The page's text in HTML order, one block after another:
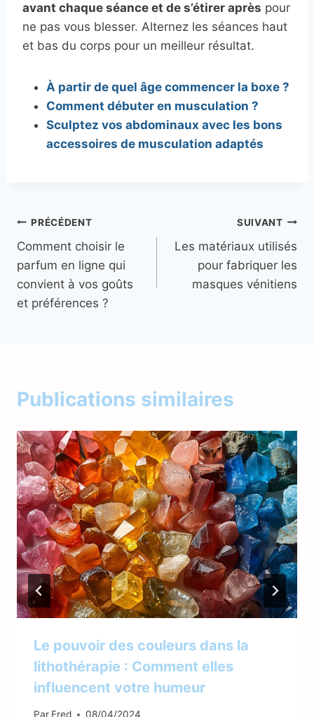
avant chaque séance et de s’étirer après pour
ne pas vous blesser. Alternez les séances haut
et bas du corps pour un meilleur résultat.
À partir de quel âge commencer la boxe ?
Comment débuter en musculation ?
Sculptez vos abdominaux avec les bons
accessoires de musculation adaptés
Navigation
de
l’article
PRÉCÉDENT
Comment choisir le
parfum en ligne qui
convient à vos goûts
et préférences ?
SUIVANT
Les matériaux utilisés
pour fabriquer les
masques vénitiens
Publications similaires
Le pouvoir des couleurs dans la
lithothérapie : Comment elles
influencent votre humeur
Par Fred 08/04/2024